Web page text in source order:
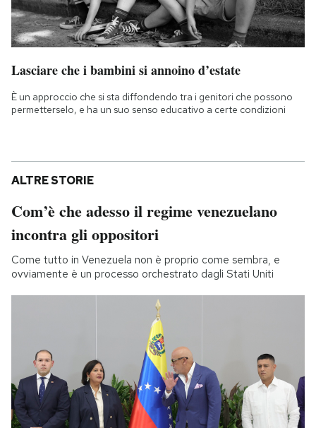
Lasciare che i bambini si annoino d’estate
È un approccio che si sta diffondendo tra i genitori che possono
permetterselo, e ha un suo senso educativo a certe condizioni
ALTRE STORIE
Com’è che adesso il regime venezuelano
incontra gli oppositori
Come tutto in Venezuela non è proprio come sembra, e
ovviamente è un processo orchestrato dagli Stati Uniti